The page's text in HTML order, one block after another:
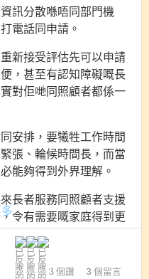
訊分散喺唔同部門機
電話同申請。
新接受評估先可以申請
，甚至有認知障礙嘅長
對佢哋同照顧者都係一
安排，要犧牲工作時間
張、輪候時間長，而當
能夠得到外界理解。
長者服務同照顧者支援
令有需要嘅家庭得到更
3 個讚 3 個留言